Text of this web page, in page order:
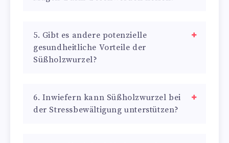
5. Gibt es andere potenzielle
gesundheitliche Vorteile der
Süßholzwurzel?
6. Inwiefern kann Süßholzwurzel bei
der Stressbewältigung unterstützen?